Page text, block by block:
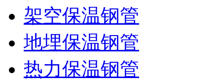
架空保温钢管
地埋保温钢管
热力保温钢管